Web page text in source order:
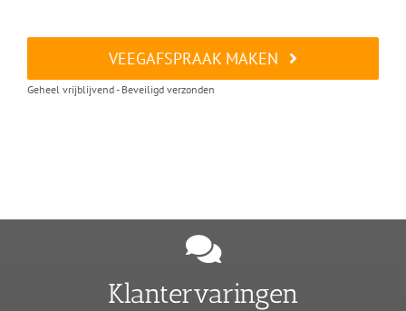
VEEGAFSPRAAK MAKEN
Geheel vrijblijvend - Beveiligd verzonden
Klantervaringen